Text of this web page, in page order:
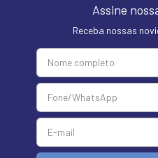
Assine
Receba nossas